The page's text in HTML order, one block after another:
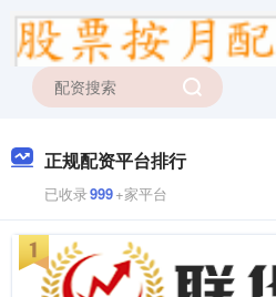
正规配资平台排行
已收录999+家平台